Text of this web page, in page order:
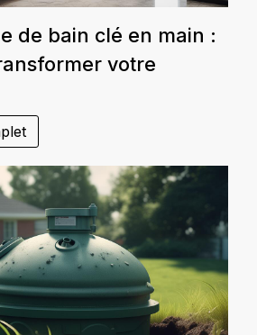
de bain clé en main :
votre